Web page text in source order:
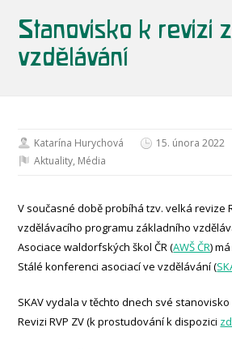
Stanovisko k revizi
vzdělávání
Katarína Hurychová
15. února 2022
Aktuality, Média
V současné době probíhá tzv. velká revize
vzdělávacího programu základního
Asociace waldorfských škol ČR (AWŠ ČR)
Stálé konferenci asociací ve vzdělávání (
SKAV vydala v těchto dnech své
Revizi RVP ZV (k prostudování k dispozici